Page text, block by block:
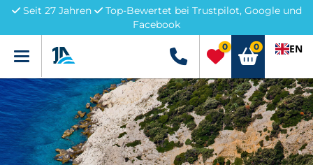
Seit 27 Jahren
Top-Bewertet bei Trustpilot, Google und
Facebook
Menü +49 5741 3222690
0 0 EN